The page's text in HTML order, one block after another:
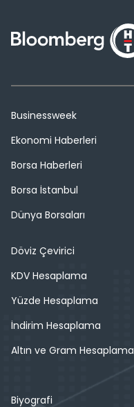
Businessweek
Ekonomi Haberleri
Borsa Haberleri
Borsa İstanbul
Dünya Borsaları
Döviz Çevirici
KDV Hesaplama
Yüzde Hesaplama
İndirim Hesaplama
Altın ve Gram Hesaplama
Biyografi